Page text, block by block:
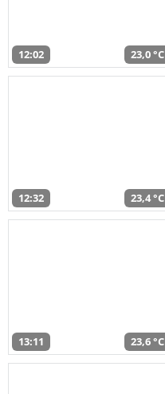
12:02 23,0 °C
12:32 23,4 °C
13:11 23,6 °C